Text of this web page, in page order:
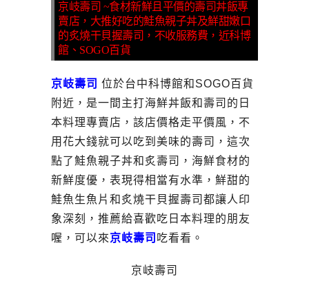
京岐壽司 ~食材新鮮且平價的壽司丼飯專
賣店，大推好吃的鮭魚親子丼及鮮甜嫩口
的炙燒干貝握壽司，不收服務費，近科博
館、SOGO百貨
京岐壽司 位於台中科博館和SOGO百貨
附近，是一間主打海鮮丼飯和壽司的日
本料理專賣店，該店價格走平價風，不
用花大錢就可以吃到美味的壽司，這次
點了鮭魚親子丼和炙壽司，海鮮食材的
新鮮度優，表現得相當有水準，鮮甜的
鮭魚生魚片和炙燒干貝握壽司都讓人印
象深刻，推薦給喜歡吃日本料理的朋友
喔，可以來京岐壽司 吃看看。
京岐壽司